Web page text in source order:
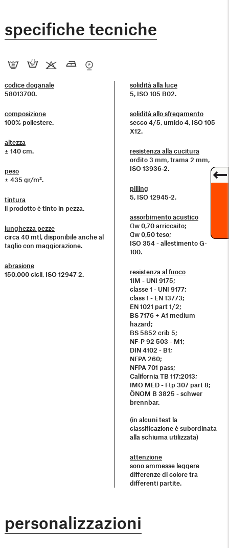
specifiche tecniche
codice doganale
58013700.
composizione
100% poliestere.
altezza
± 140 cm.
peso
± 435 gr/m².
tintura
il prodotto è tinto in pezza.
lunghezza pezze
circa 40 mtl, disponibile anche al
taglio con maggiorazione.
abrasione
150.000 cicli, ISO 12947-2.
solidità alla luce
5, ISO 105 B02.
solidità allo sfregamento
secco 4/5, umido 4, ISO 105
X12.
resistenza alla cucitura
ordito 3 mm, trama 2 mm,
ISO 13936-2.
pilling
5, ISO 12945-2.
assorbimento acustico
Ɑw 0,70 arriccaito;
Ɑw 0,50 teso;
ISO 354 - allestimento G-
100.
resistenza al fuoco
1IM - UNI 9175;
classe 1 - UNI 9177;
class 1 - EN 13773;
EN 1021 part 1/2;
BS 7176 + A1 medium
hazard;
BS 5852 crib 5;
NF-P 92 503 - M1;
DIN 4102 - B1;
NFPA 260;
NFPA 701 pass;
California TB 117:2013;
IMO MED - Ftp 307 part 8;
ÖNOM B 3825 - schwer
brennbar.
(in alcuni test la
classificazione è subordinata
alla schiuma utilizzata)
attenzione
sono ammesse leggere
differenze di colore tra
differenti partite.
personalizzazioni